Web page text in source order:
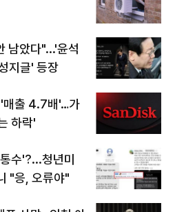
남았다"...'윤석
지글' 등장
'매출 4.7배'…가
하락'
수'?...청년미
"응, 오류야"